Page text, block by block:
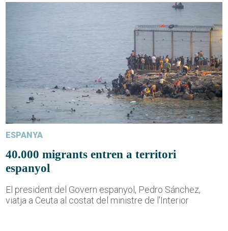
ESPANYA
40.000 migrants entren a territori
espanyol
El president del Govern espanyol, Pedro Sánchez,
viatja a Ceuta al costat del ministre de l'Interior